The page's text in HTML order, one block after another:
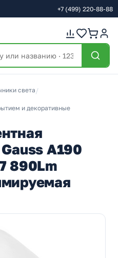
+7 (499) 220-88-88
света /
и декоративные
А190
890Lm